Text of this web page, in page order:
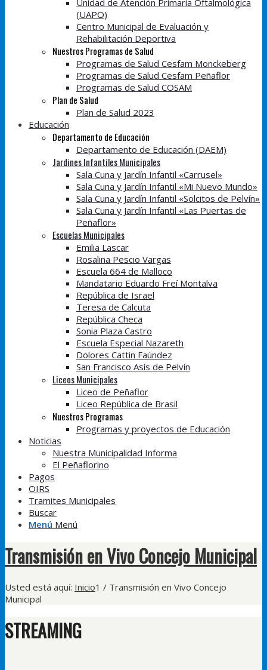
Unidad de Atención Primaria Oftalmológica
(UAPO)
Centro Municipal de Evaluación y
Rehabilitación Deportiva
Nuestros Programas de Salud
Programas de Salud Cesfam Monckeberg
Programas de Salud Cesfam Peñaflor
Programas de Salud COSAM
Plan de Salud
Plan de Salud 2023
Educación
Departamento de Educación
Departamento de Educación (DAEM)
Jardines Infantiles Municipales
Sala Cuna y Jardín Infantil «Carrusel»
Sala Cuna y Jardín Infantil «Mi Nuevo Mundo»
Sala Cuna y Jardín Infantil «Solcitos de Pelvín»
Sala Cuna y Jardín Infantil «Las Puertas de
Peñaflor»
Escuelas Municipales
Emilia Lascar
Rosalina Pescio Vargas
Escuela 664 de Malloco
Mandatario Eduardo Freí Montalva
República de Israel
Teresa de Calcuta
República Checa
Sonia Plaza Castro
Escuela Especial Nazareth
Dolores Cattin Faúndez
San Francisco Asís de Pelvín
Liceos Municipales
Liceo de Peñaflor
Liceo República de Brasil
Nuestros Programas
Programas y proyectos de Educación
Noticias
Nuestra Municipalidad Informa
El Peñaflorino
Pagos
OIRS
Tramites Municipales
Buscar
Menú Menú
Transmisión en Vivo Concejo Municipal
Usted está aquí: Inicio1 / Transmisión en Vivo Concejo
Municipal
STREAMING